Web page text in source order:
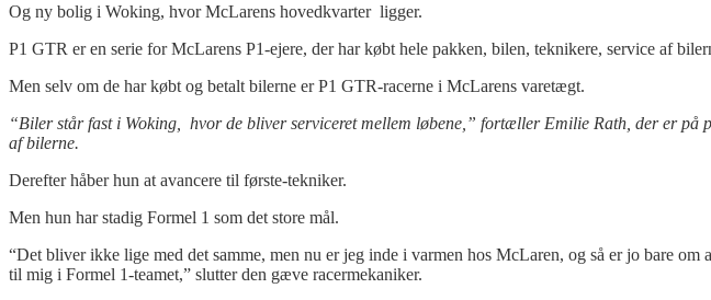
Og ny bolig i Woking, hvor McLarens hovedkvarter ligger.
P1 GTR er en serie for McLarens P1-ejere, der har købt hele pakken, bilen, teknikere, service af
Men selv om de har købt og betalt bilerne er P1 GTR-racerne i McLarens varetægt.
“Biler står fast i Woking, hvor de bliver serviceret mellem løbene,” fortæller Emilie Rath, der er på
af bilerne.
Derefter håber hun at avancere til første-tekniker.
Men hun har stadig Formel 1 som det store mål.
“Det bliver ikke lige med det samme, men nu er jeg inde i varmen hos McLaren, og så er jo bare om
til mig i Formel 1-teamet,” slutter den gæve racermekaniker.